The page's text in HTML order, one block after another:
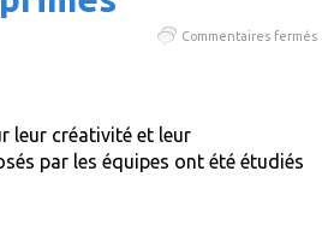
Commentaires fermés
leur créativité et leur
par les équipes ont été étudiés